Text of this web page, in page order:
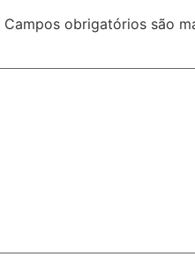
Campos obrigatórios são